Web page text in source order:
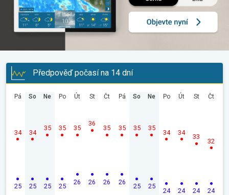
Předpověď počasí na 14 dní
Pá
25
34
So
25
34
Ne
25
35
Po
25
35
Út
26
35
St
26
36
Čt
26
35
Pá
26
35
So
25
35
Ne
25
35
Po
24
34
Út
24
34
St
24
33
Čt
24
32